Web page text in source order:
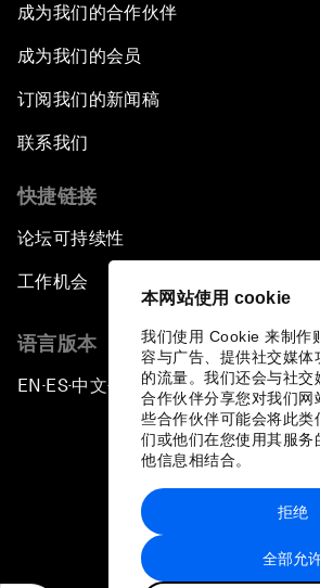
本网站使用 cookie
我们使用 Cookie 来制作
容与广告、提供社交媒体
的流量。我们还会与社交
合作伙伴分享您对我们网
些合作伙伴可能会将此类
们或他们在您使用其服务
他信息相结合。
全部允
拒绝
成为我们的合作伙伴
成为我们的会员
订阅我们的新闻稿
联系我们
快捷链接
论坛可持续性
工作机会
语言版本
EN ▪ES▪中文▪ 日本語
站点地图